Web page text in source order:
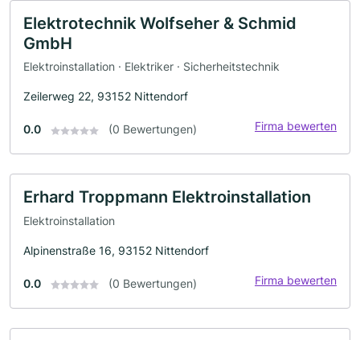
Elektrotechnik Wolfseher & Schmid
GmbH
Elektroinstallation · Elektriker · Sicherheitstechnik
Zeilerweg 22, 93152 Nittendorf
0.0 (0 Bewertungen) Firma bewerten
Erhard Troppmann Elektroinstallation
Elektroinstallation
Alpinenstraße 16, 93152 Nittendorf
0.0 (0 Bewertungen) Firma bewerten